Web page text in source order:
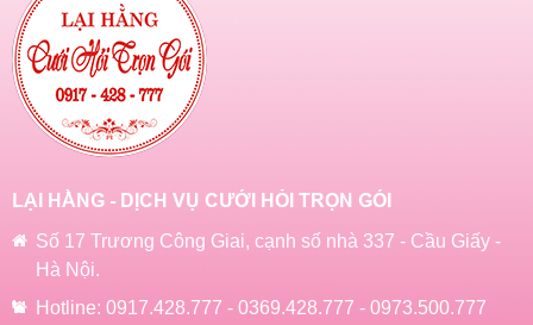
LẠI HẰNG - DỊCH VỤ CƯỚI HỎI TRỌN GÓI
Số 17 Trương Công Giai, cạnh số nhà 337 - Cầu Giấy -
Hà Nội.
Hotline: 0917.428.777 - 0369.428.777 - 0973.500.777